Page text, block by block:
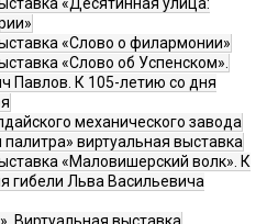
«Десятинная улица:
«Слово о филармонии»
«Слово об Успенском».
Павлов. К 105-летию со дня
механического завода
палитра» виртуальная выставка
«Маловишерский волк». К
гибели Льва Васильевича